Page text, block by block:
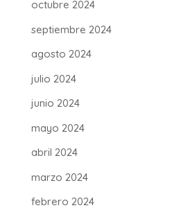
octubre 2024
septiembre 2024
agosto 2024
julio 2024
junio 2024
mayo 2024
abril 2024
marzo 2024
febrero 2024